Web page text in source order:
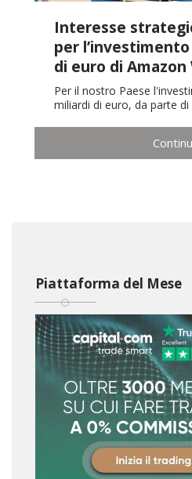
Interesse
per
di euro di Amazon
Per il nostro Paese
miliardi di euro, da parte
Piattaforma del Mese